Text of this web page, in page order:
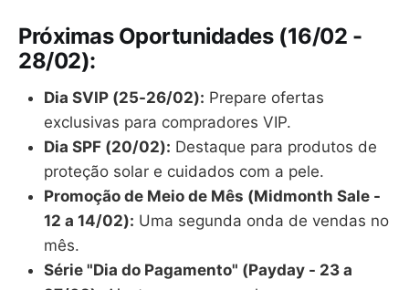
Próximas Oportunidades (16/02 -
28/02):
Dia SVIP (25-26/02): Prepare ofertas
exclusivas para compradores VIP.
Dia SPF (20/02): Destaque para produtos de
proteção solar e cuidados com a pele.
Promoção de Meio de Mês (Midmonth Sale -
12 a 14/02): Uma segunda onda de vendas no
mês.
Série "Dia do Pagamento" (Payday - 23 a